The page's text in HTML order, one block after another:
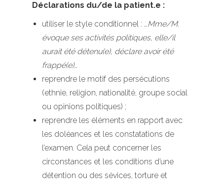
Déclarations du/de la patient.e :
utiliser le style conditionnel : …Mme/M.
évoque ses activités politiques, elle/il
aurait été détenu(e), déclare avoir été
frappé(e)…
reprendre le motif des persécutions
(ethnie, religion, nationalité, groupe social
ou opinions politiques) ;
reprendre les éléments en rapport avec
les doléances et les constatations de
l’examen. Cela peut concerner les
circonstances et les conditions d’une
détention ou des sévices, torture et